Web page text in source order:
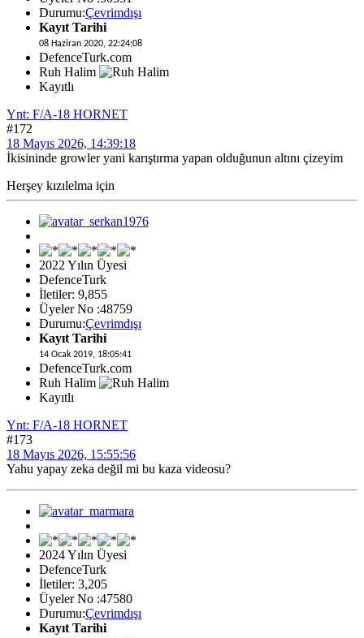
Durumu:Çevrimdışı
Kayıt Tarihi
08 Haziran 2020, 22:24:08
DefenceTurk.com
Ruh Halim
Kayıtlı
Ynt: F/A-18 HORNET
#172
18 Mayıs 2026, 14:39:18
İkisininde growler yani karıştırma yapan olduğunun altını çizeyim
Herşey kızılelma için
2022 Yılın Üyesi
DefenceTurk
İletiler: 9,855
Üyeler No :48759
Durumu:Çevrimdışı
Kayıt Tarihi
14 Ocak 2019, 18:05:41
DefenceTurk.com
Ruh Halim
Kayıtlı
Ynt: F/A-18 HORNET
#173
18 Mayıs 2026, 15:55:56
Yahu yapay zeka değil mi bu kaza videosu?
2024 Yılın Üyesi
DefenceTurk
İletiler: 3,205
Üyeler No :47580
Durumu:Çevrimdışı
Kayıt Tarihi